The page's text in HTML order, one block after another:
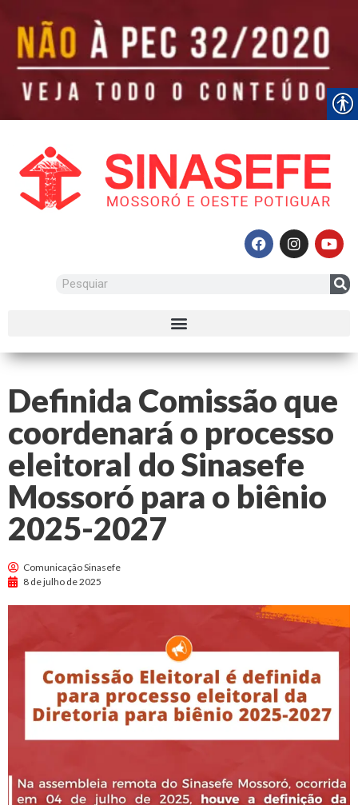
Definida Comissão que
coordenará o processo
eleitoral do Sinasefe
Mossoró para o biênio
2025-2027
Comunicação Sinasefe
8 de julho de 2025